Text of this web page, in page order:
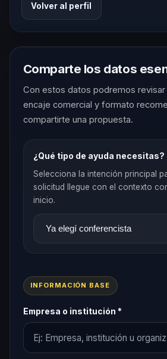
Volver al perfil
Comparte los datos
Con estos datos podremos revisar
encaje comercial y formato
compartirte una propuesta.
¿Qué tipo de ayuda necesitas?
Selecciona la intención principal
solicitud llegue con el contexto
inicio.
INFORMACIÓN BASE
Empresa o institución *